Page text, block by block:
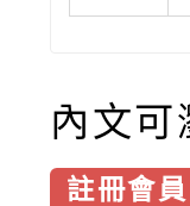
內文可
註冊會員